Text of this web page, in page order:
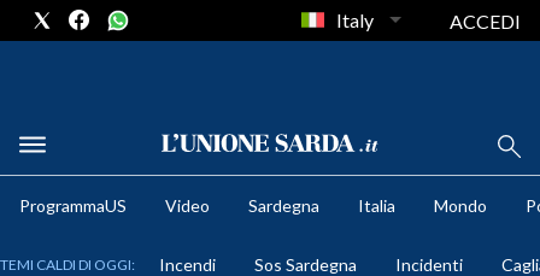
METEO
Italy ACCEDI
ProgrammaUS Video Sardegna Italia Mondo
TEMI CALDI DI OGGI: Incendi Sos Sardegna Incidenti